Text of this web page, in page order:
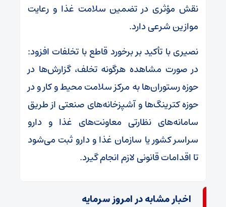
نقش مؤثری در تضمین سلامت غذا و رعایت
موازین شرعی دارد.
نصیری با تأکید بر برخورد قاطع با تخلفات افزود:
در صورت مشاهده هرگونه تخلف، گزارش‌ها در
حوزه رستوران‌ها به مرکز سلامت محیط و کار و در
حوزه کترینگ‌ها و آشپزخانه‌های صنعتی از طریق
سامانه‌های نظارتی معاونت‌های غذا و دارو
سراسر کشور یا سازمان غذا و دارو ثبت می‌شود
تا اقدامات قانونی لازم انجام گیرد.
اخبار مشابه در امروز سرمایه